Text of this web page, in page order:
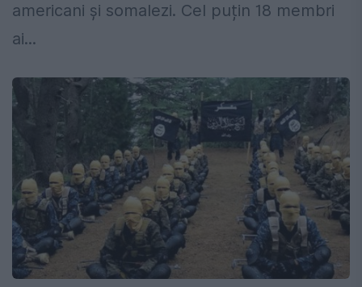
americani și somalezi. Cel puțin 18 membri
ai...